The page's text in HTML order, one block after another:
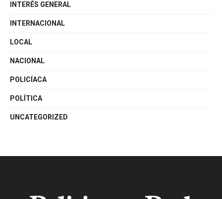
INTERÉS GENERAL
INTERNACIONAL
LOCAL
NACIONAL
POLICÍACA
POLÍTICA
UNCATEGORIZED